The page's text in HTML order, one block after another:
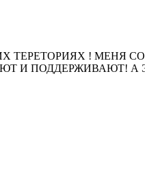
! МЕНЯ
И ПОДДЕРЖИВАЮТ! А